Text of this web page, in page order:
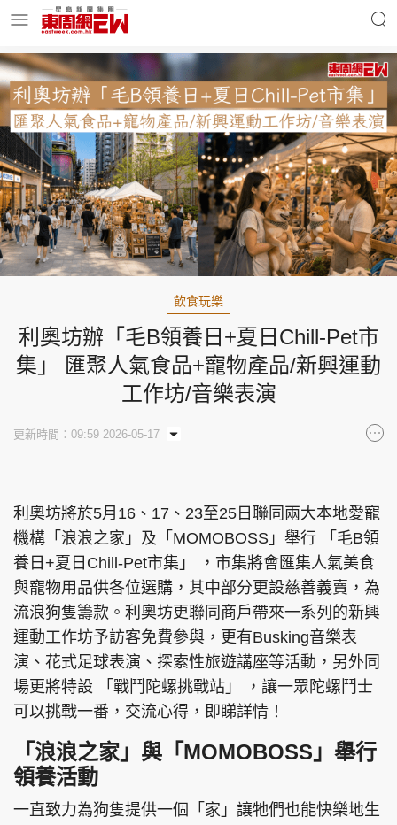
明星名人 時事財經
東周Ladies 優享生活
東周食玩通 會員活動
玄學靈異 東周專欄
東周刊 cazbuyer 東Touch
PCM 電腦廣場 星島頭條 星島日報
頭條日報 星島環球 The Standard
親子王
飲食玩樂
利奧坊辦「毛B領養日+夏日Chill-Pet市
集」 匯聚人氣食品+寵物產品/新興運動
工作坊/音樂表演
更新時間：09:59 2026-05-17
利奧坊將於5月16、17、23至25日聯同兩大本地愛寵
機構「浪浪之家」及「MOMOBOSS」舉行 「毛B領
養日+夏日Chill-Pet市集」 ，市集將會匯集人氣美食
與寵物用品供各位選購，其中部分更設慈善義賣，為
流浪狗隻籌款。利奧坊更聯同商戶帶來一系列的新興
運動工作坊予訪客免費參與，更有Busking音樂表
演、花式足球表演、探索性旅遊講座等活動，另外同
場更將特設 「戰鬥陀螺挑戰站」 ，讓一眾陀螺鬥士
可以挑戰一番，交流心得，即睇詳情！
「浪浪之家」與「MOMOBOSS」舉行
領養活動
一直致力為狗隻提供一個「家」讓牠們也能快樂地生